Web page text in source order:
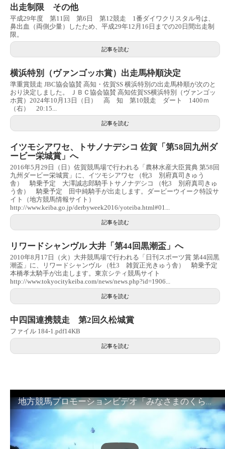
出走制限 その他
平成29年度 第11回 第6日 第12競走 1番ダイワクリスタル号は、
鼻出血（両側少量）したため、平成29年12月16日までの20日間出走制
限。
記事を読む
横浜特別（ヴァンゴッホ賞）出走馬枠順決定
準重賞競走 JBC協会協賛 高知・佐賀SS 横浜特別の出走馬枠順が次のと
おり決定しました。 ＪＢＣ協会協賛 高知佐賀SS横浜特別（ヴァンゴッ
ホ賞）2024年10月13日（日） 高 知 第10競走 ダート 1400ｍ
（右） 20:15...
記事を読む
イツモシアワセ、トサノナデシコ 佐賀「第58回九州ダ
ービー栄城賞」へ
2016年5月29日（日）佐賀競馬場で行われる「農林水産大臣賞典 第58回
九州ダービー栄城賞」に、イツモシアワセ （牝3 別府真司きゅう
舎） 騎乗予定 大澤誠志郎騎手トサノナデシコ （牝3 別府真司きゅ
う舎） 騎乗予定 田中純騎手が出走します。ダービーウイーク特設サ
イト（地方競馬情報サイト）
http://www.keiba.go.jp/derbyweek2016/yoteiba.html#01...
記事を読む
リワードシャンヴル 大井「第44回黒潮盃」へ
2010年8月17日（火）大井競馬場で行われる「日刊スポーツ賞 第44回黒
潮盃」に、リワードシャンヴル （牡3 雑賀正光きゅう舎） 騎乗予定
本橋孝太騎手が出走します。東京シティ競馬サイト
http://www.tokyocitykeiba.com/news/news.php?id=1906...
記事を読む
中四国連携競走 第2回久松城賞
ファイル 184-1.pdf14KB
記事を読む
地方競馬プロモーションビデオ「みなさまのくらしのために」30秒篇｜NAR公式